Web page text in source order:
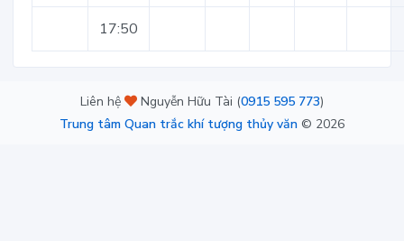
17:50
Liên hệ Nguyễn Hữu Tài (0915 595 773)
Trung tâm Quan trắc khí tượng thủy văn © 2026